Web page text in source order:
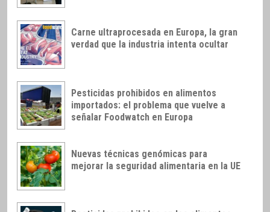
Carne ultraprocesada en Europa, la gran
verdad que la industria intenta ocultar
Pesticidas prohibidos en alimentos
importados: el problema que vuelve a
señalar Foodwatch en Europa
Nuevas técnicas genómicas para
mejorar la seguridad alimentaria en la UE